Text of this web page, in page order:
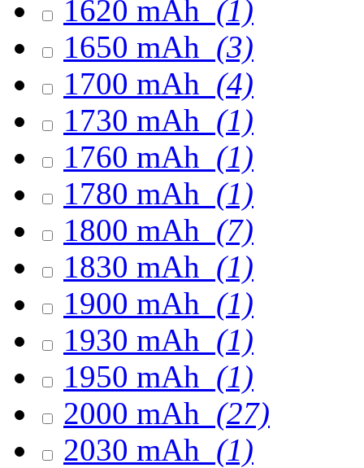
1620 mAh (1)
1650 mAh (3)
1700 mAh (4)
1730 mAh (1)
1760 mAh (1)
1780 mAh (1)
1800 mAh (7)
1830 mAh (1)
1900 mAh (1)
1930 mAh (1)
1950 mAh (1)
2000 mAh (27)
2030 mAh (1)